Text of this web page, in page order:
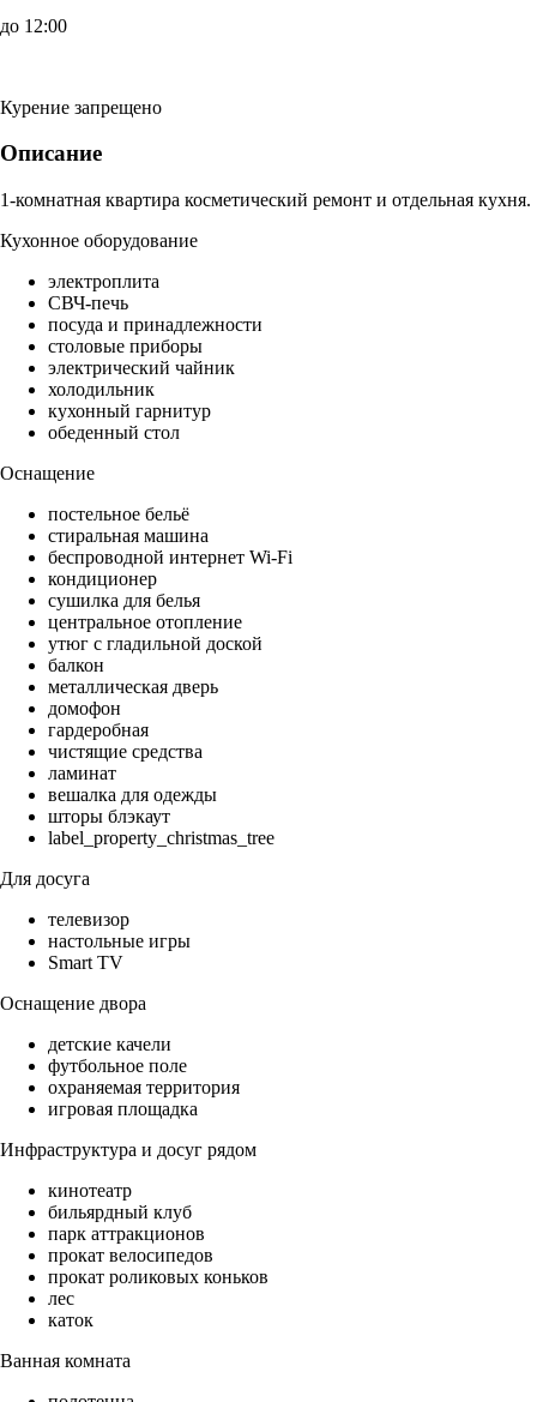
до 12:00
Курение запрещено
Описание
1-комнатная квартира косметический ремонт и отдельная кухня.
Кухонное оборудование
электроплита
СВЧ-печь
посуда и принадлежности
столовые приборы
электрический чайник
холодильник
кухонный гарнитур
обеденный стол
Оснащение
постельное бельё
стиральная машина
беспроводной интернет Wi-Fi
кондиционер
сушилка для белья
центральное отопление
утюг с гладильной доской
балкон
металлическая дверь
домофон
гардеробная
чистящие средства
ламинат
вешалка для одежды
шторы блэкаут
label_property_christmas_tree
Для досуга
телевизор
настольные игры
Smart TV
Оснащение двора
детские качели
футбольное поле
охраняемая территория
игровая площадка
Инфраструктура и досуг рядом
кинотеатр
бильярдный клуб
парк аттракционов
прокат велосипедов
прокат роликовых коньков
лес
каток
Ванная комната